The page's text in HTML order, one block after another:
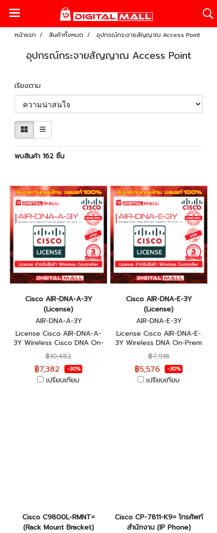
หน้าแรก สินค้าทั้งหมด อุปกรณ์กระจายสัญญาณ Access Point
อุปกรณ์กระจายสัญญาณ Access Point
เรียงตาม
พบสินค้า 162 ชิ้น
Cisco AIR-DNA-A-3Y
(License)
AIR-DNA-A-3Y
License Cisco AIR-DNA-A-
3Y Wireless Cisco DNA On-
Prem Advantage, 3Y Term
Lic สินค้าของแท้ 100%
฿10,482
฿7,382 -30%
เปรียบเทียบ
Cisco AIR-DNA-E-3Y
(License)
AIR-DNA-E-3Y
License Cisco AIR-DNA-E-
3Y Wireless DNA On-Prem
Essential, 3Y Term Lic สินค้า
ของแท้ 100%
฿7,918
฿5,576 -30%
เปรียบเทียบ
Cisco C9800L-RMNT=
(Rack Mount Bracket)
Cisco CP-7811-K9= โทรศัพท์
สำนักงาน (IP Phone)